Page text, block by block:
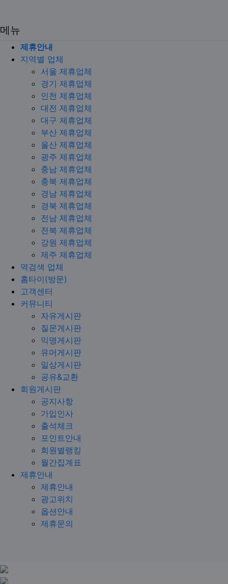
메뉴
제휴안내
지역별 업체
서울 제휴업체
경기 제휴업체
인천 제휴업체
대전 제휴업체
대구 제휴업체
부산 제휴업체
울산 제휴업체
광주 제휴업체
충남 제휴업체
충북 제휴업체
경남 제휴업체
경북 제휴업체
전남 제휴업체
전북 제휴업체
강원 제휴업체
제주 제휴업체
역검색 업체
홈타이(방문)
고객센터
커뮤니티
자유게시판
질문게시판
익명게시판
유머게시판
일상게시판
공유&교환
회원게시판
공지사항
가입인사
출석체크
포인트안내
회원별랭킹
월간집계표
제휴안내
제휴안내
광고위치
옵션안내
제휴문의